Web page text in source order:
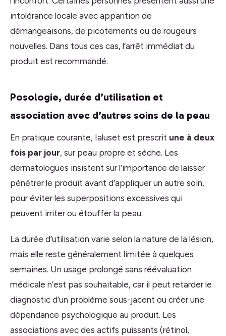
intolérance locale avec apparition de
démangeaisons, de picotements ou de rougeurs
nouvelles. Dans tous ces cas, l’arrêt immédiat du
produit est recommandé.
Posologie, durée d’utilisation et
association avec d’autres soins de la peau
En pratique courante, Ialuset est prescrit une à deux
fois par jour, sur peau propre et sèche. Les
dermatologues insistent sur l’importance de laisser
pénétrer le produit avant d’appliquer un autre soin,
pour éviter les superpositions excessives qui
peuvent irriter ou étouffer la peau.
La durée d’utilisation varie selon la nature de la lésion,
mais elle reste généralement limitée à quelques
semaines. Un usage prolongé sans réévaluation
médicale n’est pas souhaitable, car il peut retarder le
diagnostic d’un problème sous-jacent ou créer une
dépendance psychologique au produit. Les
associations avec des actifs puissants (rétinol,